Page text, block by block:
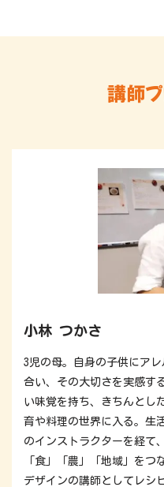
講師
小林 つかさ
3児の母。自身の子供にア
合い、その大切さを実感す
い味覚を持ち、きちんとし
育や料理の世界に入る。生
のインストラクターを経て
「食」「農」「地域」をつ
デザインの講師としてレシ